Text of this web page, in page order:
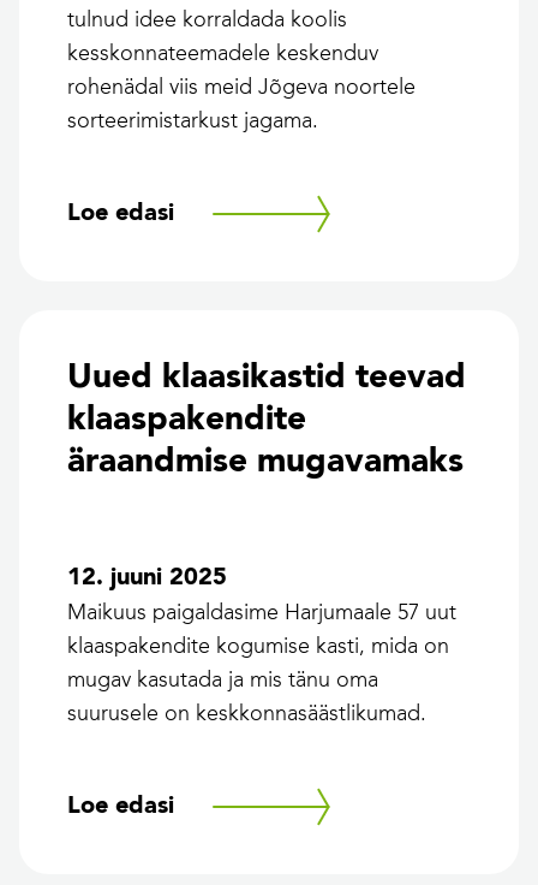
tulnud idee korraldada koolis
kesskonnateemadele keskenduv
rohenädal viis meid Jõgeva noortele
sorteerimistarkust jagama.
Loe edasi
Uued klaasikastid teevad
klaaspakendite
äraandmise mugavamaks
12. juuni 2025
Maikuus paigaldasime Harjumaale 57 uut
klaaspakendite kogumise kasti, mida on
mugav kasutada ja mis tänu oma
suurusele on keskkonnasäästlikumad.
Loe edasi